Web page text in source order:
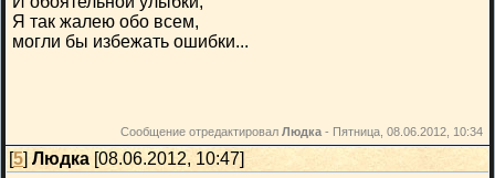
Я так жалею обо всем,
могли бы избежать ошибки...
Сообщение отредактировал Людка - Пятница, 08.06.2012, 10:34
[5] Людка [08.06.2012, 10:47]